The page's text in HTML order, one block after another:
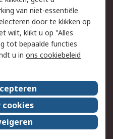
Email veiligheid
Websitevoorwaarden
Over ons
Werken bij RS
van niet-essentiële
door te klikken op
wilt, klikt u op "Alles
tot bepaalde functies
u in ons cookiebeleid
cookies